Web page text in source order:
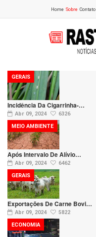
Home Sobre Contato
Incidência Da Cigarrinha-…
Abr 09, 2024 6326
GERAIS
Após Intervalo De Alívio…
Abr 09, 2024 6462
MEIO AMBIENTE
Exportações De Carne Bovi…
Abr 09, 2024 5822
GERAIS
ECONOMIA